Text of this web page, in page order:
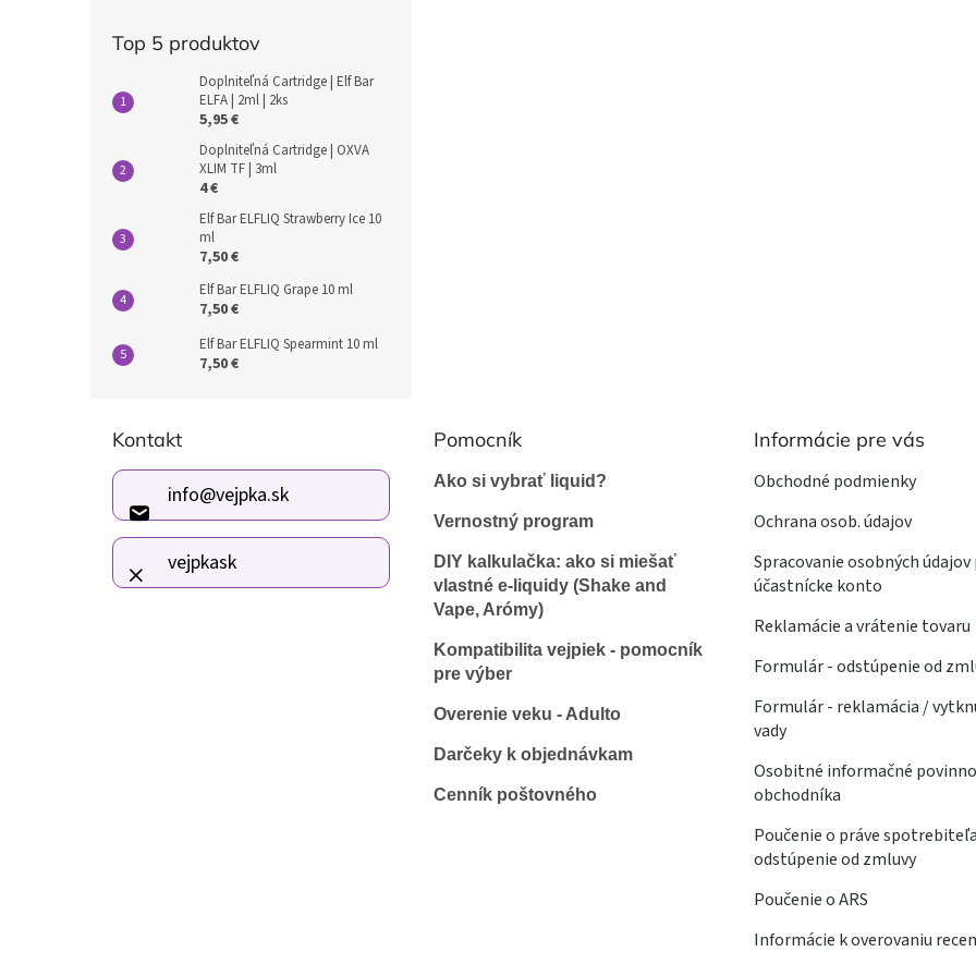
Top 5 produktov
Doplniteľná Cartridge | Elf Bar
ELFA | 2ml | 2ks
5,95 €
Doplniteľná Cartridge | OXVA
XLIM TF | 3ml
4 €
Elf Bar ELFLIQ Strawberry Ice 10
ml
7,50 €
Elf Bar ELFLIQ Grape 10 ml
7,50 €
Elf Bar ELFLIQ Spearmint 10 ml
7,50 €
Kontakt
info@vejpka.sk
vejpkask
Pomocník
Ako si vybrať liquid?
Vernostný program
DIY kalkulačka: ako si miešať
vlastné e-liquidy (Shake and
Vape, Arómy)
Kompatibilita vejpiek - pomocník
pre výber
Overenie veku - Adulto
Darčeky k objednávkam
Cenník poštovného
Informácie pre vás
Obchodné podmienky
Ochrana osob. údajov
Spracovanie osobných údajov
účastnícke konto
Reklamácie a vrátenie tovaru
Formulár - odstúpenie od
Formulár - reklamácia /
vady
Osobitné informačné
obchodníka
Poučenie o práve
odstúpenie od zmluvy
Poučenie o ARS
Informácie k overovaniu